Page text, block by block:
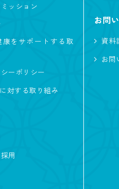
ッション
康をサポートする取
ーポリシー
対する取り組み
用
お問
資料
お問